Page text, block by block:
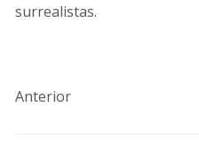
surrealistas.
Anterior